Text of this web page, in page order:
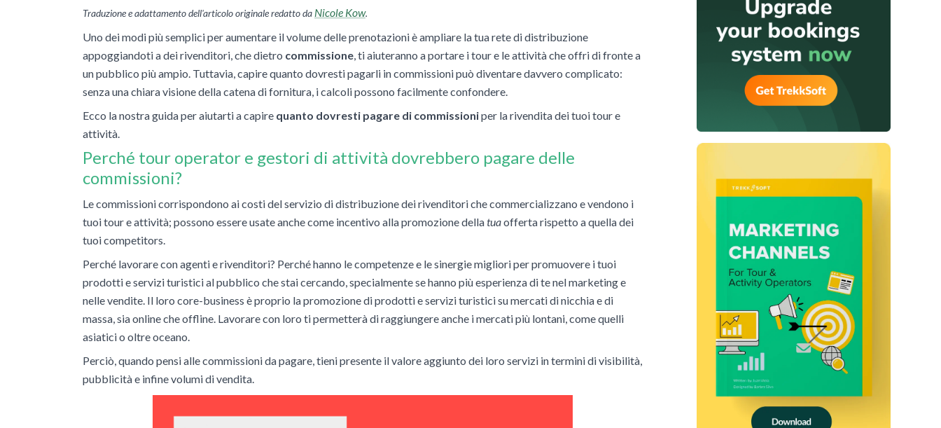
Traduzione e adattamento dell'articolo originale redatto da Nicole Kow.
Uno dei modi più semplici per aumentare il volume delle prenotazioni è ampliare la tua rete di distribuzione
appoggiandoti a dei rivenditori, che dietro commissione, ti aiuteranno a portare i tour e le attività che offri di fronte a
un pubblico più ampio. Tuttavia, capire quanto dovresti pagarli in commissionipuò diventare davvero complicato:
senza una chiara visione della catena di fornitura, i calcoli possono facilmente confondere.
Ecco la nostra guida per aiutarti a capire quanto dovresti pagare di commissioniper la rivendita dei tuoi tour e
attività.
Perché tour operator e gestori di attività dovrebbero pagare delle
commissioni?
Le commissioni corrispondono ai costi del servizio di distribuzione dei rivenditori che commercializzano e vendono i
tuoi tour e attività; possono essere usate anche come incentivo alla promozione dellatuaofferta rispetto a quella dei
tuoi competitors.
Perché lavorare con agenti e rivenditori? Perché hanno le competenze e le sinergie migliori per promuovere i tuoi
prodotti e servizi turistici al pubblico che stai cercando, specialmente se hanno più esperienza di te nel marketing e
nelle vendite. Il loro core-business è proprio la promozione di prodotti e servizi turistici su mercati di nicchia e di
massa, sia online che offline. Lavorare con loro ti permetterà di raggiungere anche i mercati più lontani, come quelli
asiatici o oltre oceano.
Perciò, quando pensi alle commissioni da pagare, tieni presente il valore aggiunto dei loro servizi in termini di visibilità,
pubblicità e infine volumi di vendita.